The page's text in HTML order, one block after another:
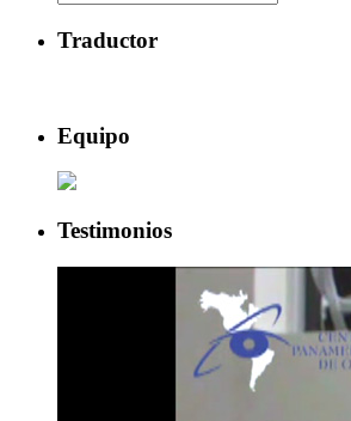
Traductor
Equipo
Testimonios